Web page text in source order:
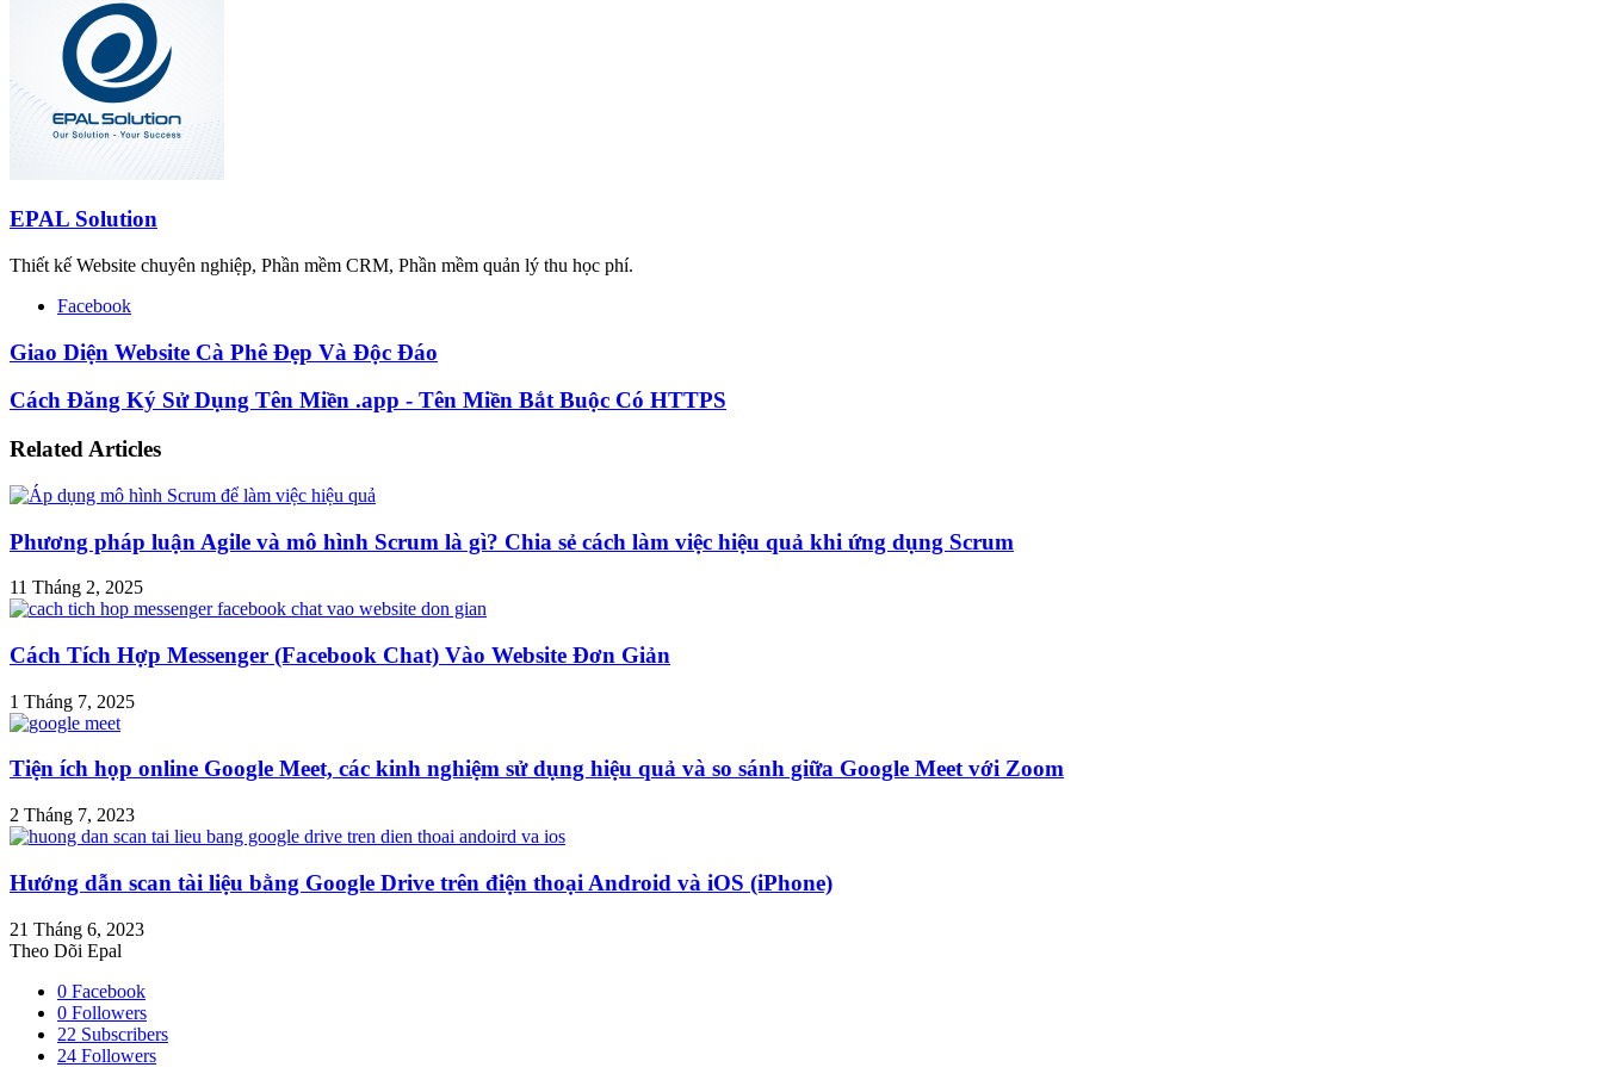
EPAL Solution
Thiết kế Website chuyên nghiệp, Phần mềm CRM, Phần mềm quản lý thu học phí.
Facebook
Giao Diện Website Cà Phê Đẹp Và Độc Đáo
Cách Đăng Ký Sử Dụng Tên Miền .app - Tên Miền Bắt Buộc Có HTTPS
Related Articles
Phương pháp luận Agile và mô hình Scrum là gì? Chia sẻ cách làm việc hiệu quả khi ứng dụng Scrum
11 Tháng 2, 2025
Cách Tích Hợp Messenger (Facebook Chat) Vào Website Đơn Giản
1 Tháng 7, 2025
Tiện ích họp online Google Meet, các kinh nghiệm sử dụng hiệu quả và so sánh giữa Google Meet với Zoom
2 Tháng 7, 2023
Hướng dẫn scan tài liệu bằng Google Drive trên điện thoại Android và iOS (iPhone)
21 Tháng 6, 2023
Theo Dõi Epal
0 Facebook
0 Followers
22 Subscribers
24 Followers